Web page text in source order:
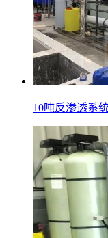
10吨反渗透系